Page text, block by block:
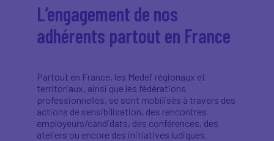
L’engagement de nos
adhérents partout en France
Partout en France, les Medef régionaux et
territoriaux, ainsi que les fédérations
professionnelles, se sont mobilisés à travers des
actions de sensibilisation, des rencontres
employeurs/candidats, des conférences, des
ateliers ou encore des initiatives ludiques.